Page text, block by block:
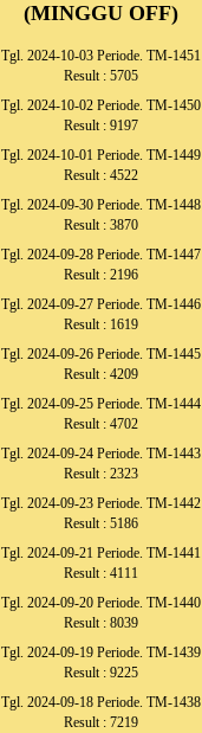
(MINGGU OFF)
Tgl. 2024-10-03 Periode. TM-1451
Result : 5705
Tgl. 2024-10-02 Periode. TM-1450
Result : 9197
Tgl. 2024-10-01 Periode. TM-1449
Result : 4522
Tgl. 2024-09-30 Periode. TM-1448
Result : 3870
Tgl. 2024-09-28 Periode. TM-1447
Result : 2196
Tgl. 2024-09-27 Periode. TM-1446
Result : 1619
Tgl. 2024-09-26 Periode. TM-1445
Result : 4209
Tgl. 2024-09-25 Periode. TM-1444
Result : 4702
Tgl. 2024-09-24 Periode. TM-1443
Result : 2323
Tgl. 2024-09-23 Periode. TM-1442
Result : 5186
Tgl. 2024-09-21 Periode. TM-1441
Result : 4111
Tgl. 2024-09-20 Periode. TM-1440
Result : 8039
Tgl. 2024-09-19 Periode. TM-1439
Result : 9225
Tgl. 2024-09-18 Periode. TM-1438
Result : 7219